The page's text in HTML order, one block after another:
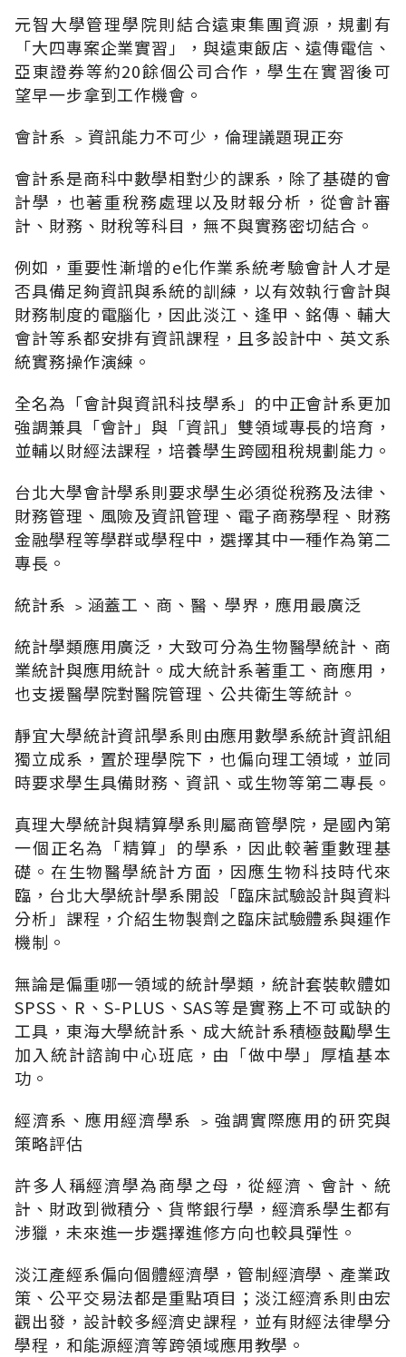
元智大學管理學院則結合遠東集團資源，規劃有
「大四專案企業實習」，與遠東飯店、遠傳電信、
亞東證券等約20餘個公司合作，學生在實習後可
望早一步拿到工作機會。
會計系 ﹥資訊能力不可少，倫理議題現正夯
會計系是商科中數學相對少的課系，除了基礎的會
計學，也著重稅務處理以及財報分析，從會計審
計、財務、財稅等科目，無不與實務密切結合。
例如，重要性漸增的e化作業系統考驗會計人才是
否具備足夠資訊與系統的訓練，以有效執行會計與
財務制度的電腦化，因此淡江、逢甲、銘傳、輔大
會計等系都安排有資訊課程，且多設計中、英文系
統實務操作演練。
全名為「會計與資訊科技學系」的中正會計系更加
強調兼具「會計」與「資訊」雙領域專長的培育，
並輔以財經法課程，培養學生跨國租稅規劃能力。
台北大學會計學系則要求學生必須從稅務及法律、
財務管理、風險及資訊管理、電子商務學程、財務
金融學程等學群或學程中，選擇其中一種作為第二
專長。
統計系 ﹥涵蓋工、商、醫、學界，應用最廣泛
統計學類應用廣泛，大致可分為生物醫學統計、商
業統計與應用統計。成大統計系著重工、商應用，
也支援醫學院對醫院管理、公共衛生等統計。
靜宜大學統計資訊學系則由應用數學系統計資訊組
獨立成系，置於理學院下，也偏向理工領域，並同
時要求學生具備財務、資訊、或生物等第二專長。
真理大學統計與精算學系則屬商管學院，是國內第
一個正名為「精算」的學系，因此較著重數理基
礎。在生物醫學統計方面，因應生物科技時代來
臨，台北大學統計學系開設「臨床試驗設計與資料
分析」課程，介紹生物製劑之臨床試驗體系與運作
機制。
無論是偏重哪一領域的統計學類，統計套裝軟體如
SPSS、R、S-PLUS、SAS等是實務上不可或缺的
工具，東海大學統計系、成大統計系積極鼓勵學生
加入統計諮詢中心班底，由「做中學」厚植基本
功。
經濟系、應用經濟學系 ﹥強調實際應用的研究與
策略評估
許多人稱經濟學為商學之母，從經濟、會計、統
計、財政到微積分、貨幣銀行學，經濟系學生都有
涉獵，未來進一步選擇進修方向也較具彈性。
淡江產經系偏向個體經濟學，管制經濟學、產業政
策、公平交易法都是重點項目；淡江經濟系則由宏
觀出發，設計較多經濟史課程，並有財經法律學分
學程，和能源經濟等跨領域應用教學。